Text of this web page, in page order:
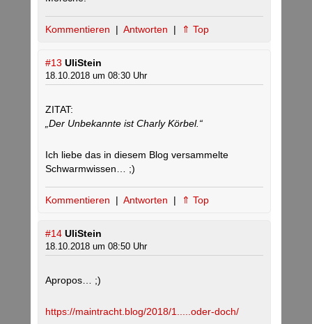
Kommentieren | Antworten | ⇑ Top
#13 UliStein
18.10.2018 um 08:30 Uhr
ZITAT:
„Der Unbekannte ist Charly Körbel.“
Ich liebe das in diesem Blog versammelte
Schwarmwissen… ;)
Kommentieren | Antworten | ⇑ Top
#14 UliStein
18.10.2018 um 08:50 Uhr
Apropos… ;)
https://maintracht.blog/2018/1.....oder-doch/